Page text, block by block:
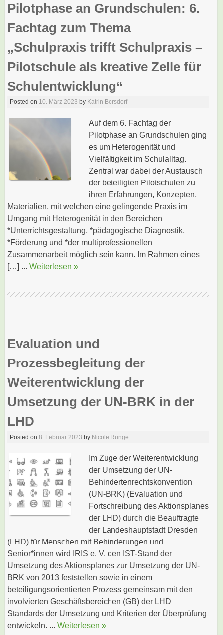
Pilotphase an Grundschulen: 6.
Fachtag zum Thema
„Schulpraxis trifft Schulpraxis –
Pilotschule als kreative Zelle für
Schulentwicklung“
Posted on 10. März 2023 by Katrin Borsdorf
Auf dem 6. Fachtag der
Pilotphase an Grundschulen ging
es um Heterogenität und
Vielfältigkeit im Schulalltag.
Zentral war dabei der Austausch
der beteiligten Pilotschulen zu
ihren Erfahrungen, Konzepten,
Materialien, mit welchen eine gelingende Praxis im
Umgang mit Heterogenität in den Bereichen
*Unterrichtsgestaltung, *pädagogische Diagnostik,
*Förderung und *der multiprofessionellen
Zusammenarbeit möglich sein kann. Im Rahmen eines
[…] ...Weiterlesen »
Evaluation und
Prozessbegleitung der
Weiterentwicklung der
Umsetzung der UN-BRK in der
LHD
Posted on8. Februar 2023 by Nicole Runge
Im Zuge der Weiterentwicklung
der Umsetzung der UN-
Behindertenrechtskonvention
(UN-BRK) (Evaluation und
Fortschreibung des Aktionsplanes
der LHD) durch die Beauftragte
der Landeshauptstadt Dresden
(LHD) für Menschen mit Behinderungen und
Senior*innen wird IRIS e. V. den IST-Stand der
Umsetzung des Aktionsplanes zur Umsetzung der UN-
BRK von 2013 feststellen sowie in einem
beteiligungsorientierten Prozess gemeinsam mit den
involvierten Geschäftsbereichen (GB) der LHD
Standards der Umsetzung und Kriterien der Überprüfung
entwickeln. ...Weiterlesen »